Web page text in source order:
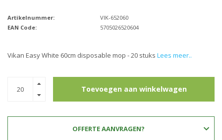
Artikelnummer:
VIK-652060
EAN Code:
5705026520604
Vikan Easy White 60cm disposable mop - 20 stuks Lees meer..
Toevoegen aan winkelwagen
OFFERTE AANVRAGEN?